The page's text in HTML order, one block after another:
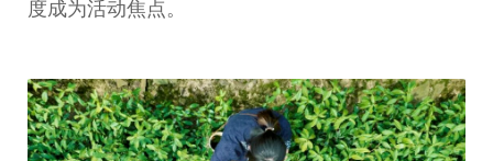
度成为活动焦点。